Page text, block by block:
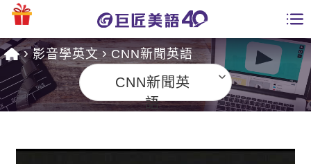
課程總覽
學員專區
影音學英文 CNN新聞英語
CNN新聞英
語